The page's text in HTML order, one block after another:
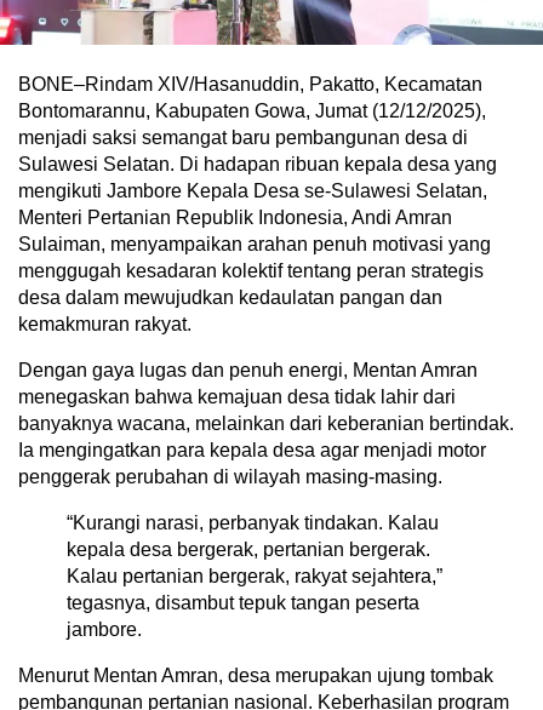
BONE–Rindam XIV/Hasanuddin, Pakatto, Kecamatan
Bontomarannu, Kabupaten Gowa, Jumat (12/12/2025),
menjadi saksi semangat baru pembangunan desa di
Sulawesi Selatan. Di hadapan ribuan kepala desa yang
mengikuti Jambore Kepala Desa se-Sulawesi Selatan,
Menteri Pertanian Republik Indonesia, Andi Amran
Sulaiman, menyampaikan arahan penuh motivasi yang
menggugah kesadaran kolektif tentang peran strategis
desa dalam mewujudkan kedaulatan pangan dan
kemakmuran rakyat.
Dengan gaya lugas dan penuh energi, Mentan Amran
menegaskan bahwa kemajuan desa tidak lahir dari
banyaknya wacana, melainkan dari keberanian bertindak.
Ia mengingatkan para kepala desa agar menjadi motor
penggerak perubahan di wilayah masing-masing.
“Kurangi narasi, perbanyak tindakan. Kalau
kepala desa bergerak, pertanian bergerak.
Kalau pertanian bergerak, rakyat sejahtera,”
tegasnya, disambut tepuk tangan peserta
jambore.
Menurut Mentan Amran, desa merupakan ujung tombak
pembangunan pertanian nasional. Keberhasilan program